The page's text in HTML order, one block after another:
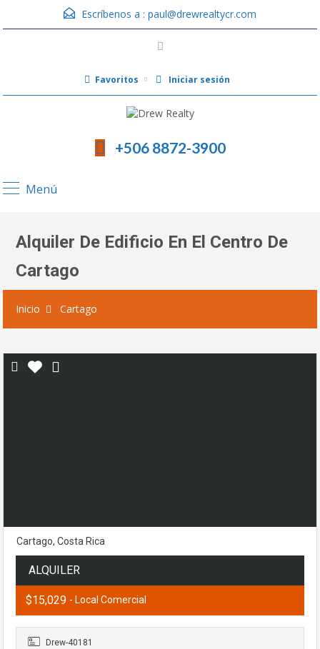
Escríbenos a : paul@drewrealtycr.com
Favoritos Iniciar sesión
+506 8872-3900
Menú
Alquiler De Edificio En El Centro De
Cartago
Inicio Cartago
Cartago, Costa Rica
ALQUILER
$15,029 - Local Comercial
Drew-40181